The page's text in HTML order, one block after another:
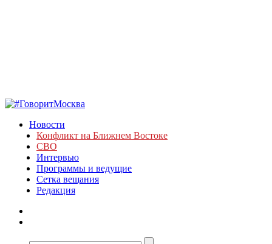
Новости
Конфликт на Ближнем Востоке
СВО
Интервью
Программы и ведущие
Сетка вещания
Редакция